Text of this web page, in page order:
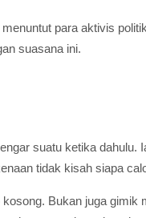
para aktivis
suasana ini.
suatu ketika
tidak kisah siapa
Bukan juga